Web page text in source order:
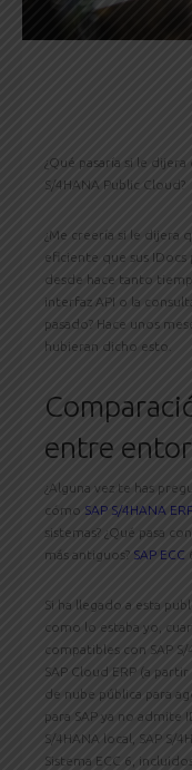
¿Qué pasaría si le
S/4HANA Public Cloud?
¿Me creería si le dijera
eficiente que sus
desde hace tanto
interfaz API o la
pasado? Hace unos
hubieran dicho esto.
entre
¿Alguna vez te has
cómo SAP S/4HANA
sistemas? ¿Qué pasa
más antiguos? SAP ECC
Si ha llegado a esta
como lo estaba yo,
compatibles con SAP
SAP Cloud ERP (a
de nube pública para
para SAP ya no admite
S/4HANA local, SAP S/
Sistema ECC 6,